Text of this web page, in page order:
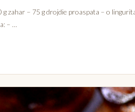
zahar – 75 g drojdie proaspata – o
– …